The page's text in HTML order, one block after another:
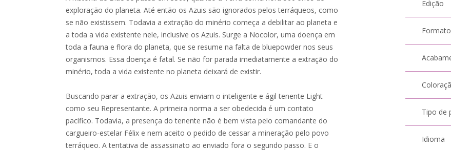
exploração do planeta. Até então os Azuis são ignorados pelos terráqueos, como
se não existissem. Todavia a extração do minério começa a debilitar ao planeta e
a toda a vida existente nele, inclusive os Azuis. Surge a Nocolor, uma doença em
toda a fauna e flora do planeta, que se resume na falta de bluepowder nos seus
organismos. Essa doença é fatal. Se não for parada imediatamente a extração do
minério, toda a vida existente no planeta deixará de existir.
Buscando parar a extração, os Azuis enviam o inteligente e ágil tenente Light
como seu Representante. A primeira norma a ser obedecida é um contato
pacífico. Todavia, a presença do tenente não é bem vista pelo comandante do
cargueiro-estelar Félix e nem aceito o pedido de cessar a mineração pelo povo
terráqueo. A tentativa de assassinato ao enviado fora o segundo passo. E o
Edição
Formato
Tipo de
Idioma